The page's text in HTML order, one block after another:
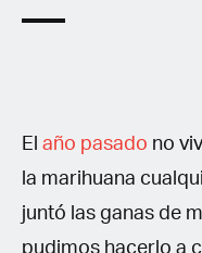
El año pasado no
la marihuana
juntó las ganas de
pudimos hacerlo a